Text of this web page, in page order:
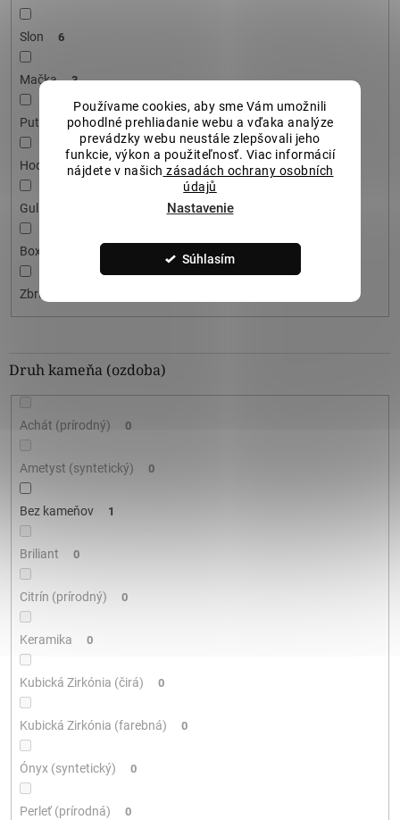
Používame cookies, aby sme Vám umožnili
pohodlné prehliadanie webu a vďaka analýze
prevádzky webu neustále zlepšovali jeho
funkcie, výkon a použiteľnosť. Viac informácií
nájdete v našich zásadách ochrany osobních
údajů
Nastavenie
Súhlasím
Slon 6
Mačka 3
Putá
Hodiny 1
Guličky
Boxovacie rukavice
Zbrane
Druh kameňa (ozdoba)
Achát (prírodný) 0
Ametyst (syntetický) 0
Bez kameňov 1
Briliant 0
Citrín (prírodný) 0
Keramika 0
Kubická Zirkónia (čirá) 0
Kubická Zirkónia (farebná) 0
Ónyx (syntetický) 0
Perleť (prírodná) 0